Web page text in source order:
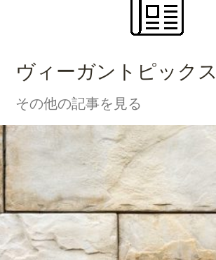
ヴィーガントピックス
その他の記事を見る